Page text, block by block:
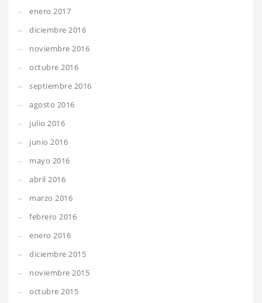
enero 2017
diciembre 2016
noviembre 2016
octubre 2016
septiembre 2016
agosto 2016
julio 2016
junio 2016
mayo 2016
abril 2016
marzo 2016
febrero 2016
enero 2016
diciembre 2015
noviembre 2015
octubre 2015